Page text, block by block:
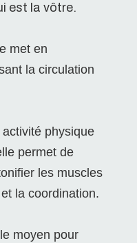
est la vôtre.
met en
la circulation
physique
permet de
les muscles
la coordination.
moyen pour